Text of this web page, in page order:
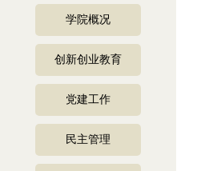
学院概况
创新创业教育
党建工作
民主管理